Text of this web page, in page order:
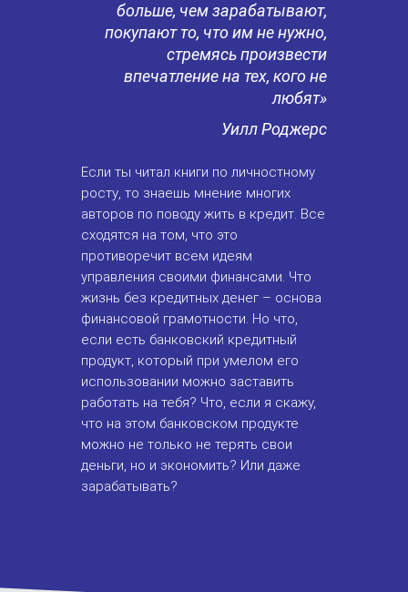
больше, чем зарабатывают,
покупают то, что им не нужно,
стремясь произвести
впечатление на тех, кого не
любят»
Уилл Роджерс
Если ты читал книги по личностному
росту, то знаешь мнение многих
авторов по поводу жить в кредит. Все
сходятся на том, что это
противоречит всем идеям
управления своими финансами. Что
жизнь без кредитных денег – основа
финансовой грамотности. Но что,
если есть банковский кредитный
продукт, который при умелом его
использовании можно заставить
работать на тебя? Что, если я скажу,
что на этом банковском продукте
можно не только не терять свои
деньги, но и экономить? Или даже
зарабатывать?